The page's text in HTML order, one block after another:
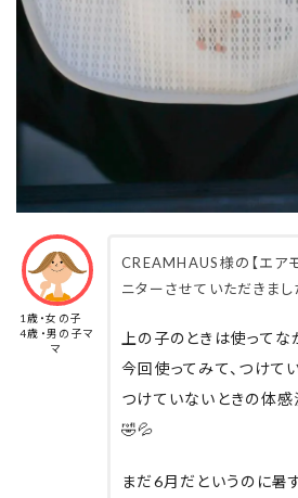
1歳・女の子
4歳・男の子マ
マ
CREAMHAUS様の【エア
ニターさせていただきま
上の子のときは使って
今回使ってみて、つけて
つけていないときの体感
🤣💦
まだ6月だというのに暑